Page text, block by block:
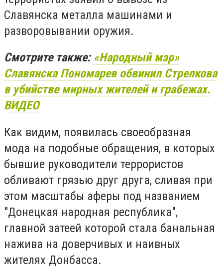
Славянска металла машинами и
разворовывании оружия.
Смотрите также: «Народный мэр»
Славянска Пономарев обвинил Стрелкова
в убийстве мирных жителей и грабежах.
ВИДЕО
Как видим, появилась своеобразная
мода на подобные обращения, в которых
бывшие руководители террористов
обливают грязью друг друга, сливая при
этом масштабы аферы под названием
"Донецкая народная республика",
главной затеей которой стала банальная
нажива на доверчивых и наивных
жителях Донбасса.